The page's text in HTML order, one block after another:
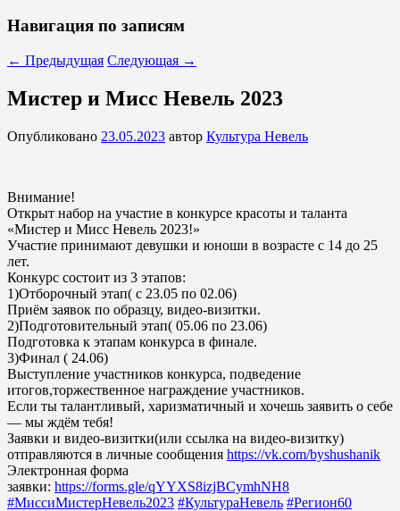
Навигация по записям
← Предыдущая Следующая →
Мистер и Мисс Невель 2023
Опубликовано 23.05.2023 автор Культура Невель
Внимание!
Открыт набор на участие в конкурсе красоты и таланта
«Мистер и Мисс Невель 2023!»
Участие принимают девушки и юноши в возрасте с 14 до 25
лет.
Конкурс состоит из 3 этапов:
1)Отборочный этап( с 23.05 по 02.06)
Приём заявок по образцу, видео-визитки.
2)Подготовительный этап( 05.06 по 23.06)
Подготовка к этапам конкурса в финале.
3)Финал ( 24.06)
Выступление участников конкурса, подведение
итогов,торжественное награждение участников.
Если ты талантливый, харизматичный и хочешь заявить о себе
— мы ждём тебя!
Заявки и видео-визитки(или ссылка на видео-визитку)
отправляются в личные сообщения https://vk.com/byshushanik
Электронная форма
заявки: https://forms.gle/qYYXS8izjBCymhNH8
#МиссиМистерНевель2023 #КультураНевель #Регион60